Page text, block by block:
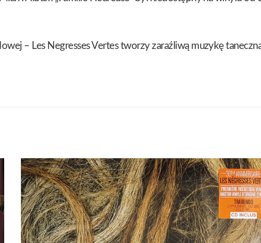
– Les Negresses Vertes tworzy zaraźliwą muzykę